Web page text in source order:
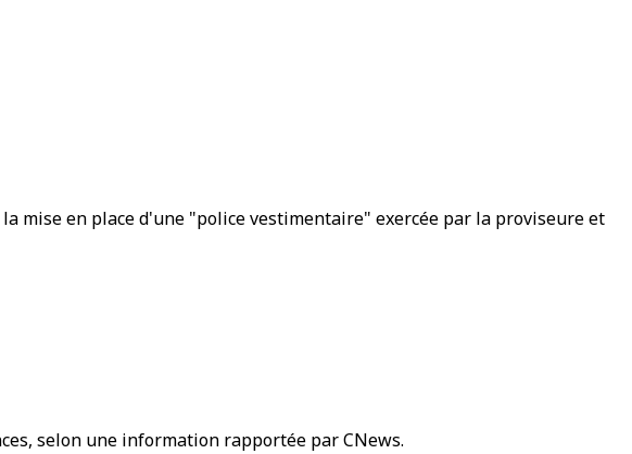
mise en place d'une "police vestimentaire" exercée par la proviseure et
selon une information rapportée par CNews.